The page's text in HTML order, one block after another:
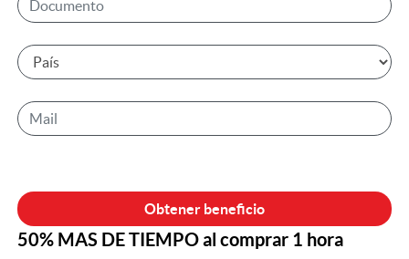
50% MAS DE TIEMPO al comprar 1 hora